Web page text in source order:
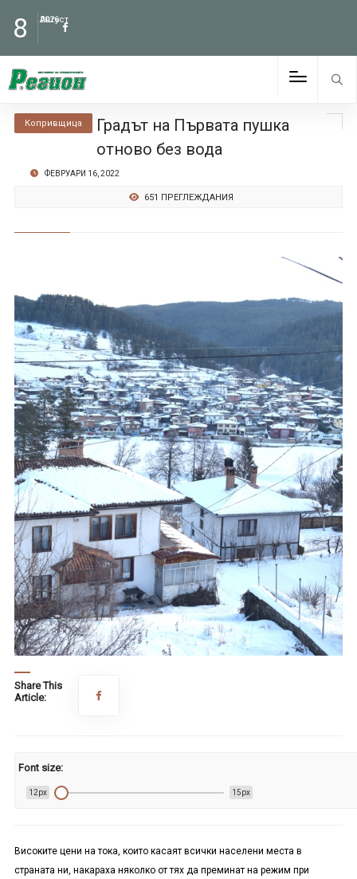
8 Август
2026
Копривщица
Градът на Първата пушка
отново без вода
ФЕВРУАРИ 16, 2022
651 ПРЕГЛЕЖДАНИЯ
Share This
Article:
Font size:
12px 15px
Високите цени на тока, които касаят всички населени места в
страната ни, накараха няколко от тях да преминат на режим при